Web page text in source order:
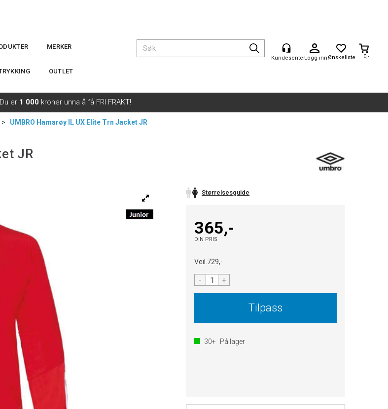
Logg inn 0,-
MERKER
OUTLET
Du er 1 000 kroner unna å få FRI FRAKT!
> UMBRO Hamarøy IL UX Elite Trn Jacket JR
JR
Størrelsesguide
365,-
DIN PRIS
Veil. 729,-
- +
Tilpass
30+ På lager